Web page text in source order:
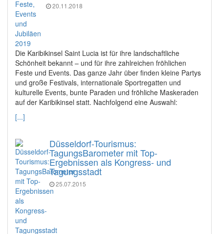
20.11.2018
Die Karibikinsel Saint Lucia ist für ihre landschaftliche
Schönheit bekannt – und für ihre zahlreichen fröhlichen
Feste und Events. Das ganze Jahr über finden kleine Partys
und große Festivals, internationale Sportregatten und
kulturelle Events, bunte Paraden und fröhliche Maskeraden
auf der Karibikinsel statt. Nachfolgend eine Auswahl:
[...]
Düsseldorf-Tourismus:
TagungsBarometer mit Top-
Ergebnissen als Kongress- und
Tagungsstadt
25.07.2015